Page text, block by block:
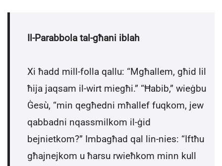
Il-Parabbola tal-għani iblah
Xi ħadd mill-folla qallu: “Mgħallem, għid lil
ħija jaqsam il-wirt miegħi.” “Ħabib,” wieġbu
Ġesù, “min qegħedni mħallef fuqkom, jew
qabbadni nqassmilkom il-ġid
bejnietkom?” Imbagħad qal lin-nies: “Iftħu
għajnejkom u ħarsu rwieħkom minn kull